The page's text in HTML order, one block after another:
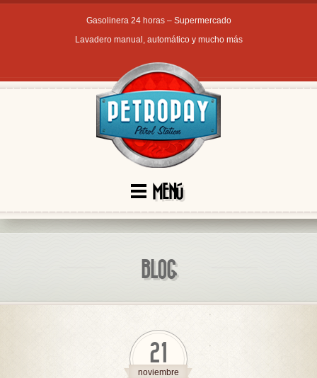
Gasolinera 24 horas – Supermercado
Lavadero manual, automático y mucho más
MENÚ
BLOG
21
noviembre